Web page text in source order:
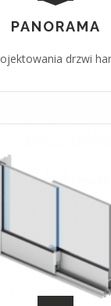
PANORAMA
drzwi